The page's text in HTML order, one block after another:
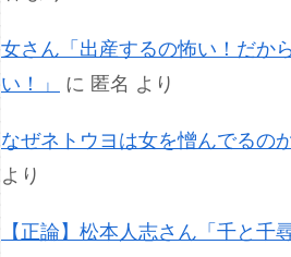
女さん「出産するの怖い！だか
い！」
に 匿名 より
なぜネトウヨは女を憎んでるの
より
【正論】松本人志さん「千と千